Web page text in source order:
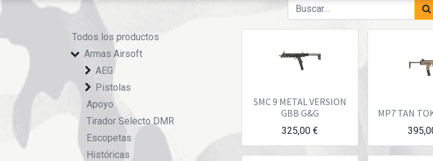
Todos los productos
Armas Airsoft
AEG
Pistolas
Apoyo
Tirador Selecto DMR
Escopetas
Históricas
SMC 9 METAL VERSION
GBB G&G
325,00 €
MP7 TAN